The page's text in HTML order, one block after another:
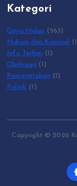
Kategori
Gaya Hidup (563)
Hukum dan Kriminal
Info Terkini (1)
Olahraga (1)
Pemerintahan (1)
Politik (1)
Copyright © 2026